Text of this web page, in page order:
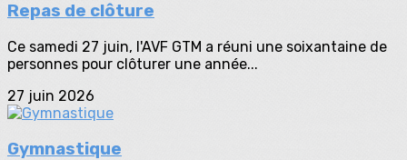
Repas de clôture
Ce samedi 27 juin, l'AVF GTM a réuni une soixantaine de
personnes pour clôturer une année...
27 juin 2026
Gymnastique